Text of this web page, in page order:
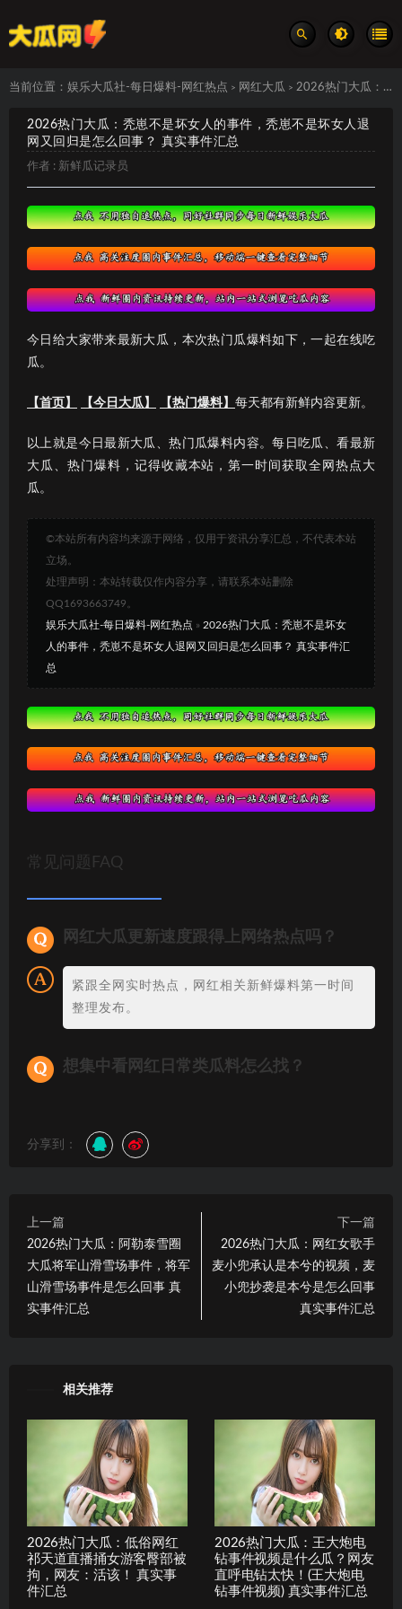
当前位置： 娱乐大瓜社-每日爆料-网红热点 > 网红大瓜 > 2026热门大瓜：秃崽不是坏女人的事件，秃崽不是坏女人退网又回归是怎么回事？ 真实事件汇总
2026热门大瓜：秃崽不是坏女人的事件，秃崽不是坏女人退
网又回归是怎么回事？ 真实事件汇总
作者 : 新鲜瓜记录员
今日给大家带来最新大瓜，本次热门瓜爆料如下，一起在线吃
瓜。
【首页】 【今日大瓜】 【热门爆料】 每天都有新鲜内容更新。
以上就是今日最新大瓜、热门瓜爆料内容。每日吃瓜、看最新
大瓜、热门爆料，记得收藏本站，第一时间获取全网热点大
瓜。
©本站所有内容均来源于网络，仅用于资讯分享汇总，不代表本站
立场。
处理声明：本站转载仅作内容分享，请联系本站删除
QQ1693663749。
娱乐大瓜社-每日爆料-网红热点 » 2026热门大瓜：秃崽不是坏女
人的事件，秃崽不是坏女人退网又回归是怎么回事？ 真实事件汇
总
常见问题FAQ
网红大瓜更新速度跟得上网络热点吗？
紧跟全网实时热点，网红相关新鲜爆料第一时间
整理发布。
想集中看网红日常类瓜料怎么找？
分享到：
上一篇
2026热门大瓜：阿勒泰雪圈
大瓜将军山滑雪场事件，将军
山滑雪场事件是怎么回事 真
实事件汇总
下一篇
2026热门大瓜：网红女歌手
麦小兜承认是本兮的视频，麦
小兜抄袭是本兮是怎么回事
真实事件汇总
相关推荐
2026热门大瓜：低俗网红
祁天道直播捅女游客臀部被
拘，网友：活该！ 真实事
件汇总
2026热门大瓜：王大炮电
钻事件视频是什么瓜？网友
直呼电钻太快！(王大炮电
钻事件视频) 真实事件汇总